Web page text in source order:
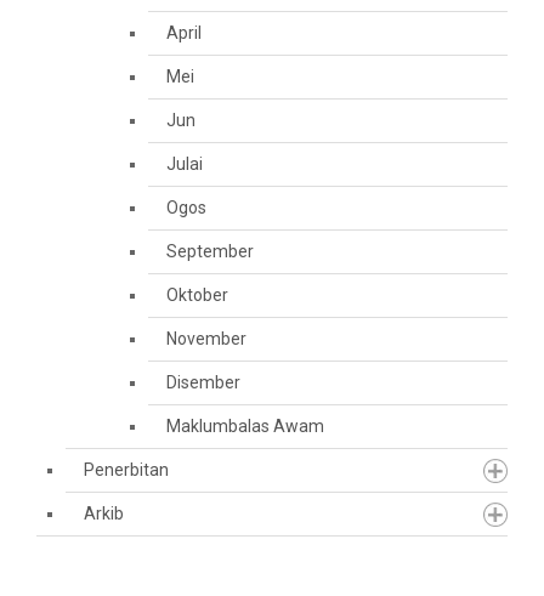
April
Mei
Jun
Julai
Ogos
September
Oktober
November
Disember
Maklumbalas Awam
Penerbitan
Arkib